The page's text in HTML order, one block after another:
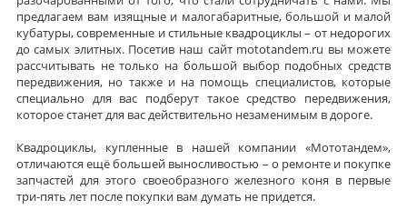
предлагаем вам изящные и малогабаритные, большой и малой
кубатуры, современные и стильные квадроциклы – от недорогих
до самых элитных. Посетив наш сайт mototandem.ru вы можете
рассчитывать не только на большой выбор подобных средств
передвижения, но также и на помощь специалистов, которые
специально для вас подберут такое средство передвижения,
которое станет для вас действительно незаменимым в дороге.
Квадроциклы, купленные в нашей компании «Мототандем»,
отличаются ещё большей выносливостью – о ремонте и покупке
запчастей для этого своеобразного железного коня в первые
три-пять лет после покупки вам думать не придется.